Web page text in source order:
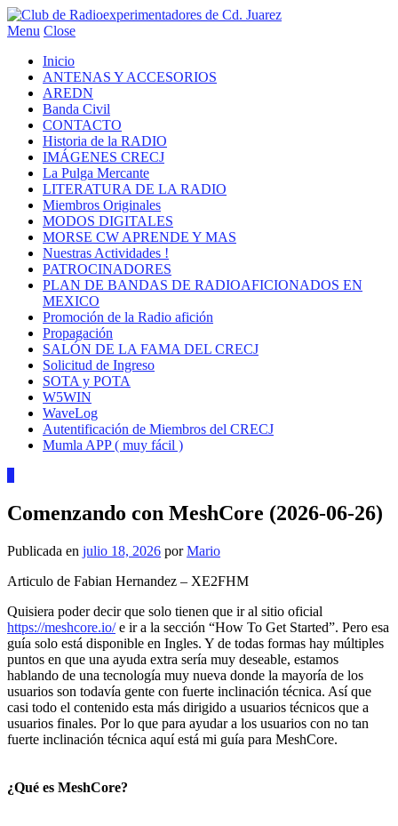
Menu Close
Inicio
ANTENAS Y ACCESORIOS
AREDN
Banda Civil
CONTACTO
Historia de la RADIO
IMÁGENES CRECJ
La Pulga Mercante
LITERATURA DE LA RADIO
Miembros Originales
MODOS DIGITALES
MORSE CW APRENDE Y MAS
Nuestras Actividades !
PATROCINADORES
PLAN DE BANDAS DE RADIOAFICIONADOS EN
MEXICO
Promoción de la Radio afición
Propagación
SALÓN DE LA FAMA DEL CRECJ
Solicitud de Ingreso
SOTA y POTA
W5WIN
WaveLog
Autentificación de Miembros del CRECJ
Mumla APP ( muy fácil )
Comenzando con MeshCore (2026-06-26)
Publicada en julio 18, 2026 porMario
Articulo de Fabian Hernandez – XE2FHM
Quisiera poder decir que solo tienen que ir al sitio oficial
https://meshcore.io/e ir a la sección “How To Get Started”. Pero esa
guía solo está disponible en Ingles. Y de todas formas hay múltiples
puntos en que una ayuda extra sería muy deseable, estamos
hablando de una tecnología muy nueva donde la mayoría de los
usuarios son todavía gente con fuerte inclinación técnica. Así que
casi todo el contenido esta más dirigido a usuarios técnicos que a
usuarios finales. Por lo que para ayudar a los usuarios con no tan
fuerte inclinación técnica aquí está mi guía para MeshCore.
¿Qué es MeshCore?